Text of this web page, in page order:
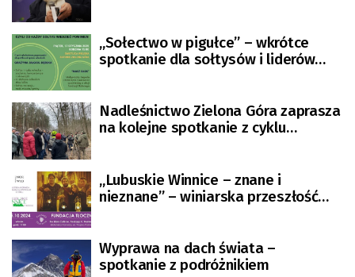
„Sołectwo w pigułce” – wkrótce
spotkanie dla sołtysów i liderów
Nadleśnictwo Zielona Góra zaprasza
na kolejne spotkanie z cyklu
„Lubuskie Winnice – znane i
nieznane” – winiarska przeszłość
Wyprawa na dach świata –
spotkanie z podróżnikiem